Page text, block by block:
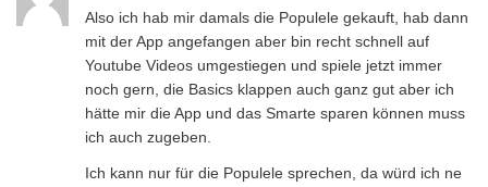
Also ich hab mir damals die Populele gekauft, hab dann
mit der App angefangen aber bin recht schnell auf
Youtube Videos umgestiegen und spiele jetzt immer
noch gern, die Basics klappen auch ganz gut aber ich
hätte mir die App und das Smarte sparen können muss
ich auch zugeben.
Ich kann nur für die Populele sprechen, da würd ich ne